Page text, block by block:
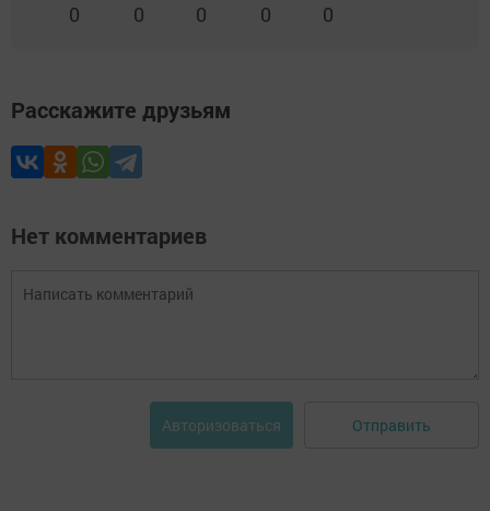
0 0 0 0 0
Расскажите друзьям
Нет комментариев
Авторизоваться Отправить